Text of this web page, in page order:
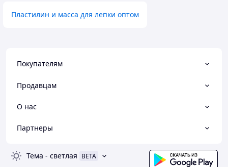
Пластилин и масса для лепки оптом
Покупателям
Продавцам
О нас
Партнеры
Тема - светлая BETA